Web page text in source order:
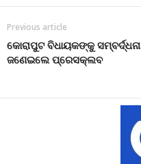
Previous article
କୋରାପୁଟ ବିଧାୟକଙ୍କୁ ସମ୍ବର୍ଦ୍ଧନା
ଜଣେଇଲେ ପ୍ରେସକ୍ଲବ